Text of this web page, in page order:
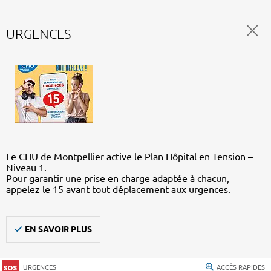
URGENCES
Le CHU de Montpellier active le Plan Hôpital en Tension –
Niveau 1.
Pour garantir une prise en charge adaptée à chacun,
appelez le 15 avant tout déplacement aux urgences.
EN SAVOIR PLUS
URGENCES ACCÈS RAPIDES